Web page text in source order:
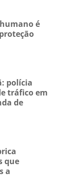
é
polícia
tráfico em
de
que
a